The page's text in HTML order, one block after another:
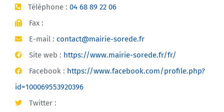
Téléphone : 04 68 89 22 06
Fax :
E-mail : contact@mairie-sorede.fr
Site web : https://www.mairie-sorede.fr/fr/
Facebook : https://www.facebook.com/profile.php?
id=100069553920396
Twitter :